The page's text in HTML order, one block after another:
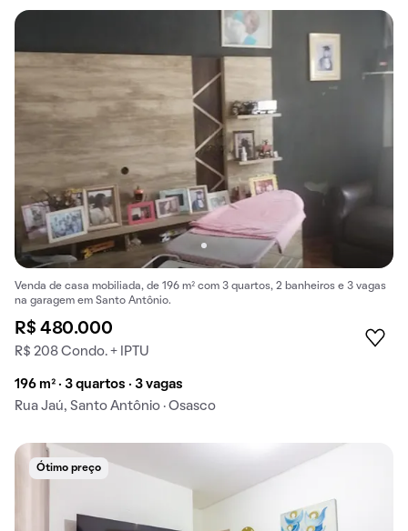
Venda de casa mobiliada, de 196 m² com 3 quartos, 2 banheiros e 3 vagas
na garagem em Santo Antônio.
R$ 480.000
R$ 208 Condo. + IPTU
196 m² · 3 quartos · 3 vagas
Rua Jaú, Santo Antônio · Osasco
Ótimo preço